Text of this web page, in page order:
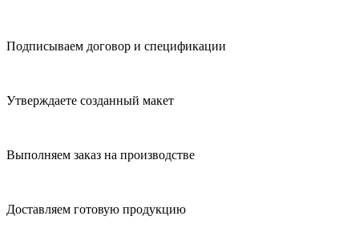
Подписываем договор и спецификации
Утверждаете созданный макет
Выполняем заказ на производстве
Доставляем готовую продукцию